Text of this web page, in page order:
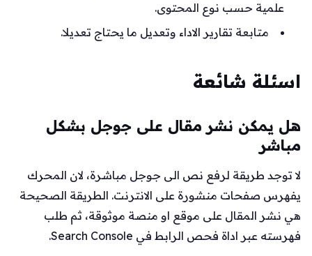
علمية حسب نوع المحتوى.
متابعة تقارير الاداء وتعديل ما يحتاج تعديلا.
اسئلة شائعة
هل يمكن نشر مقال على جوجل بشكل
مباشر
لا توجد طريقة لرفع نص الى جوجل مباشرة، لان المحرك
يفهرس صفحات منشورة على الانترنت. الطريقة الصحيحة
هي نشر المقال على موقع او منصة موثوقة، ثم طلب
فهرسته عبر اداة فحص الرابط في Search Console.